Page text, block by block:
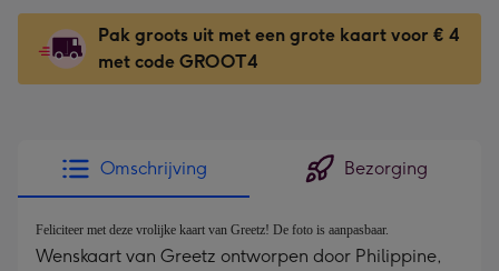
130
x
130
mm
-
Dimensions:
167
mm
-
€6,49
-
indruk
-
Dimensions:
240
Pak groots uit met een grote kaart voor € 4
met code GROOT4
Omschrijving Bezorging
Feliciteer met deze vrolijke kaart van Greetz! De foto is aanpasbaar.
Wenskaart van Greetz ontworpen door Philippine,